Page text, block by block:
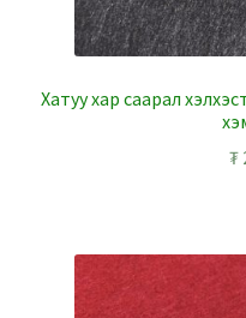
Хатуу хар саарал
₮